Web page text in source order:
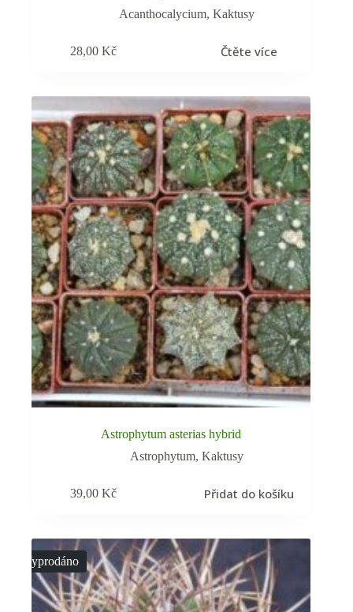
Acanthocalycium,Kaktusy
28,00Kč Čtěte více
Astrophytum asterias hybrid
Astrophytum,Kaktusy
39,00Kč Přidat do košíku
Vyprodáno